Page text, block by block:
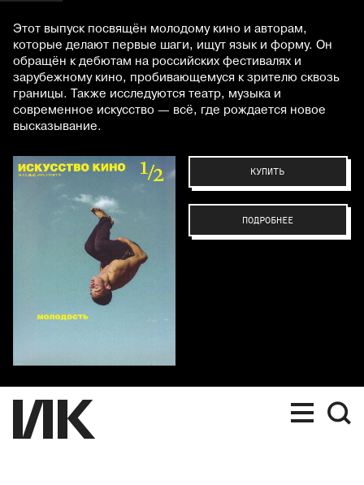
Этот выпуск посвящён молодому кино и авторам,
которые делают первые шаги, ищут язык и форму. Он
обращён к дебютам на российских фестивалях и
зарубежному кино, пробивающемуся к зрителю сквозь
границы. Также исследуются театр, музыка и
современное искусство — всё, где рождается новое
высказывание.
КУПИТЬ
ПОДРОБНЕЕ